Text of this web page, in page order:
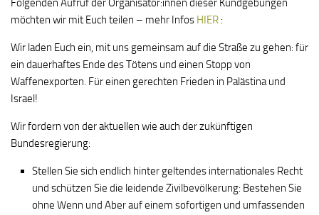
Folgenden Aufruf der Organisator:innen dieser Kundgebungen
möchten wir mit Euch teilen – mehr Infos HIER :
Wir laden Euch ein, mit uns gemeinsam auf die Straße zu gehen: für
ein dauerhaftes Ende des Tötens und einen Stopp von
Waffenexporten. Für einen gerechten Frieden in Palästina und
Israel!
Wir fordern von der aktuellen wie auch der zukünftigen
Bundesregierung:
Stellen Sie sich endlich hinter geltendes internationales Recht
und schützen Sie die leidende Zivilbevölkerung: Bestehen Sie
ohne Wenn und Aber auf einem sofortigen und umfassenden